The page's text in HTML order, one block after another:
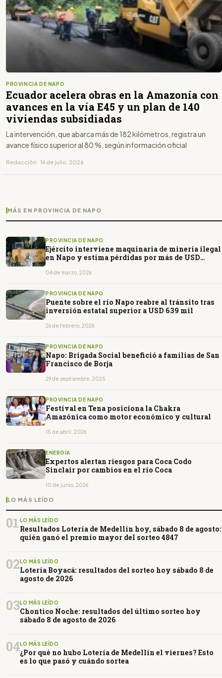
PROVINCIA DE NAPO
Ecuador acelera obras en la Amazonía con
avances en la vía E45 y un plan de 140
viviendas subsidiadas
La intervención, que abarca más de 182 kilómetros, registra un
avance físico superior al 80 %, según información oficial
Redacción · 14 de julio, 2026
MÁS EN PROVINCIA DE NAPO
PROVINCIA DE NAPO
Ejército interviene maquinaria de minería ilegal
en Napo y estima pérdidas por más de USD
04 de marzo, 2026
PROVINCIA DE NAPO
Puente sobre el río Napo reabre al tránsito tras
inversión estatal superior a USD 639 mil
26 de febrero, 2026
PROVINCIA DE NAPO
Napo: Brigada Social benefició a familias de San
Francisco de Borja
29 de septiembre, 2025
PROVINCIA DE NAPO
Festival en Tena posiciona la Chakra
Amazónica como motor económico y cultural
15 de abril, 2026
ENERGÍA
Expertos alertan riesgos para Coca Codo
Sinclair por cambios en el río Coca
10 de junio, 2026
LO MÁS LEÍDO
01 LO MÁS LEÍDO
Resultados Lotería de Medellín hoy, sábado 8 de agosto:
quién ganó el premio mayor del sorteo 4847
02LO MÁS LEÍDO
Lotería Boyacá: resultados del sorteo hoy sábado 8 de
agosto de 2026
03LO MÁS LEÍDO
Chontico Noche: resultados del último sorteo hoy
sábado 8 de agosto de 2026
04LO MÁS LEÍDO
¿Por qué no hubo Lotería de Medellín el viernes? Esto
es lo que pasó y cuándo sortea